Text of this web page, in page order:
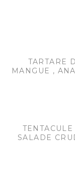
TARTARE
MANGUE ,
SALADE